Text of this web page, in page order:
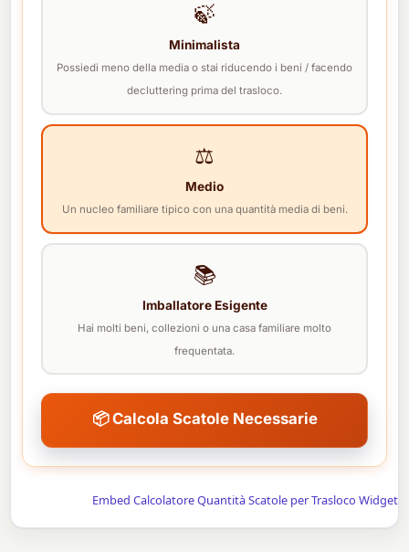
🍃
Minimalista
Possiedi meno della media o stai riducendo i beni / facendo
decluttering prima del trasloco.
⚖️
Medio
Un nucleo familiare tipico con una quantità media di beni.
📚
Imballatore Esigente
Hai molti beni, collezioni o una casa familiare molto
frequentata.
📦 Calcola Scatole Necessarie
Embed Calcolatore Quantità Scatole per Trasloco Widget